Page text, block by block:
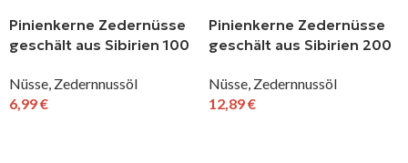
Pinienkerne Zedernüsse
geschält aus Sibirien 100
Nüsse, Zedernnussöl
6,99€
Pinienkerne Zedernüsse
geschält aus Sibirien 200
Nüsse, Zedernnussöl
12,89€